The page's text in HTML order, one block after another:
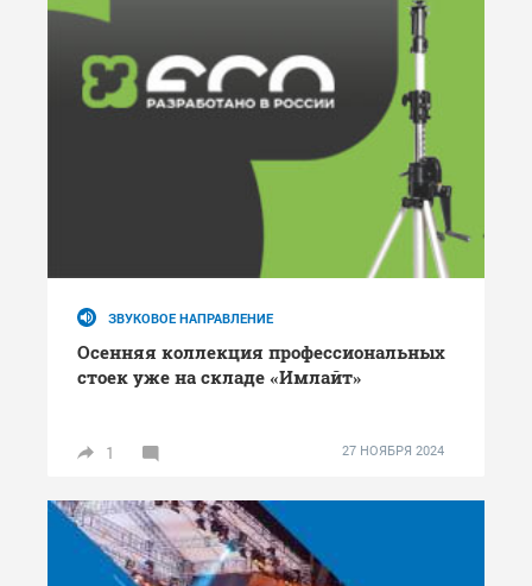
ЗВУКОВОЕ НАПРАВЛЕНИЕ
Осенняя коллекция профессиональных
стоек уже на складе «Имлайт»
1 27 НОЯБРЯ 2024